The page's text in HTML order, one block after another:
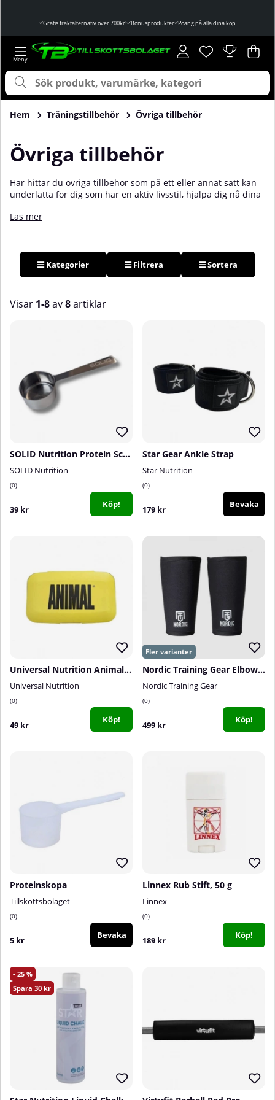
Gratis fraktalternativ över 700kr! Bonusprodukter Poäng på alla dina köp
Önskelista
Antal i
. .
Hem Träningstillbehör Övriga tillbehör
Övriga tillbehör
Här hittar du övriga tillbehör som på ett eller annat sätt kan
underlätta för dig som har en aktiv livsstil, hjälpa dig nå dina
träningstillbehör som kommer gynna din träning och vardag!
vaden och skyddar smalbenet, linement som förebygger och
underlättar skador, och mycket mycket mer. Köp dina
träningstillbehör hos oss på Tillskottsbolaget!
Läs mer
Kategorier Filtrera Sortera
Visar 1-8av8artiklar
SOLID Nutrition Protein Scoop, stainless steel
SOLID Nutrition
0
39 kr Köp!
Star Gear Ankle Strap
Star Nutrition
0
179 kr Bevaka
Universal Nutrition Animal Pill Box
Universal Nutrition
0
49 kr Köp!
Nordic Training Gear Elbow Sleeves, 5-7 mm
Nordic Training Gear
0
499 kr Köp!
Proteinskopa
Tillskottsbolaget
0
5 kr Bevaka
Linnex Rub Stift, 50 g
Linnex
0
189 kr Köp!
25
30